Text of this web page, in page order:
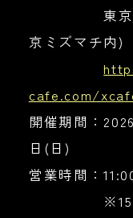
東京都墨
京ミズマチ内)
cafe.com/
開催期間：
日(日)
営業時間：
※15:30～